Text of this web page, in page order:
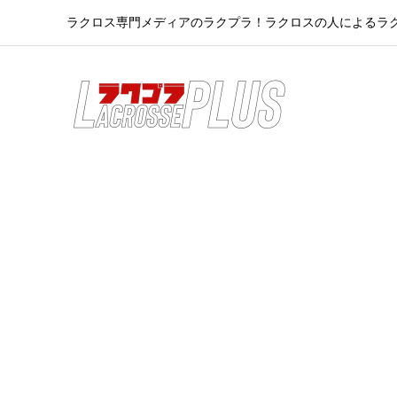
ラクロス専門メディアのラクプラ！ラクロスの人によるラ